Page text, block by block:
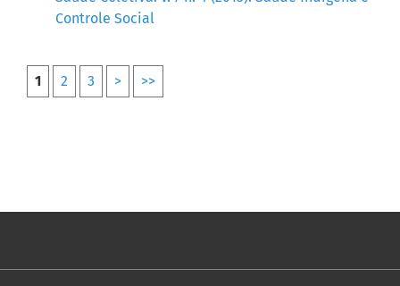
Controle Social
1 2 3 > >>